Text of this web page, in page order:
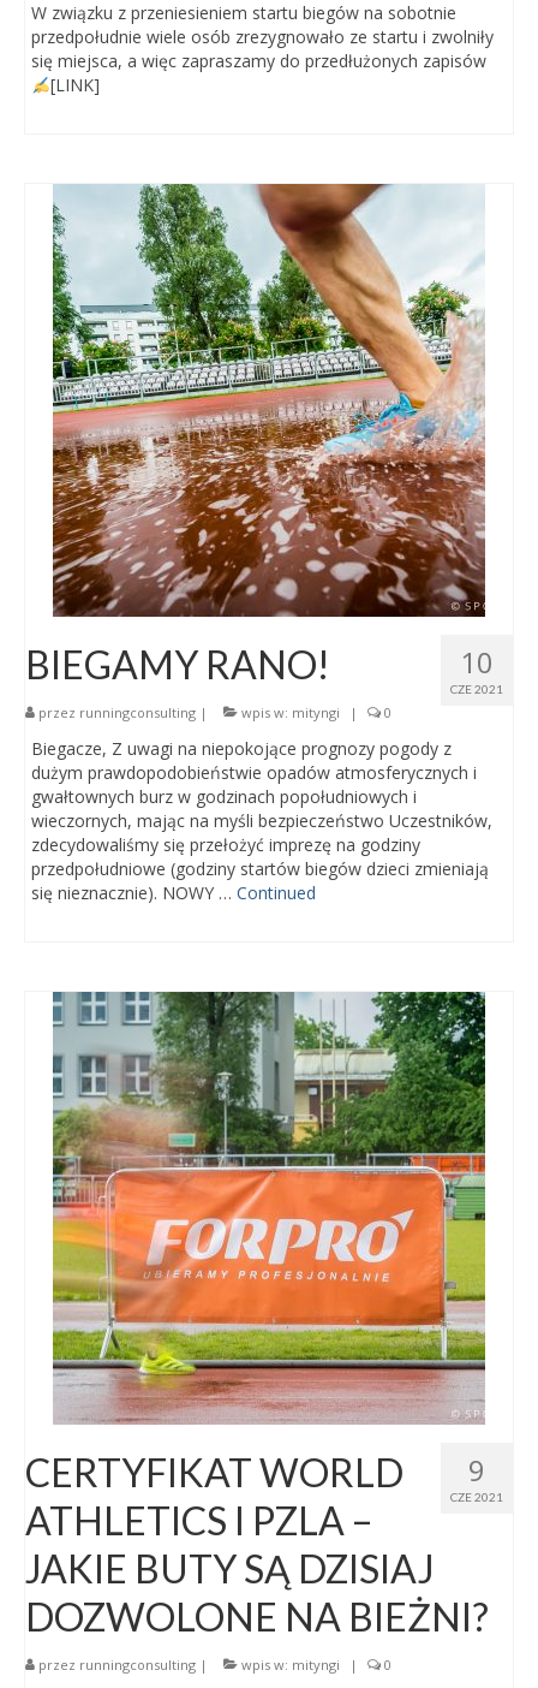
W związku z przeniesieniem startu biegów na sobotnie
przedpołudnie wiele osób zrezygnowało ze startu i zwolniły
się miejsca, a więc zapraszamy do przedłużonych zapisów
[LINK]
10
CZE 2021
BIEGAMY RANO!
przez runningconsulting | wpis w: mityngi | 0
Biegacze, Z uwagi na niepokojące prognozy pogody z
dużym prawdopodobieństwie opadów atmosferycznych i
gwałtownych burz w godzinach popołudniowych i
wieczornych, mając na myśli bezpieczeństwo Uczestników,
zdecydowaliśmy się przełożyć imprezę na godziny
przedpołudniowe (godziny startów biegów dzieci zmieniają
się nieznacznie). NOWY … Continued
9
CZE 2021
CERTYFIKAT WORLD
ATHLETICS I PZLA –
JAKIE BUTY SĄ DZISIAJ
DOZWOLONE NA BIEŻNI?
przez runningconsulting | wpis w: mityngi | 0